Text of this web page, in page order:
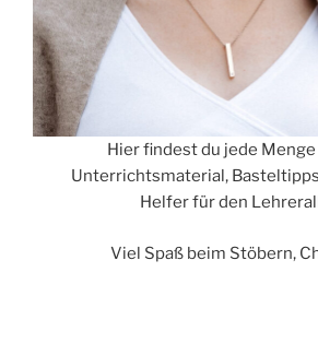
Hier findest du jede Menge
Unterrichtsmaterial,
Helfer für den
Viel Spaß beim Stöbern,